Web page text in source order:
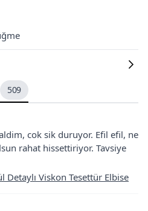
509
cok sik duruyor. Efil efil, ne
rahat hissettiriyor. Tavsiye
Detaylı Viskon Tesettür Elbise